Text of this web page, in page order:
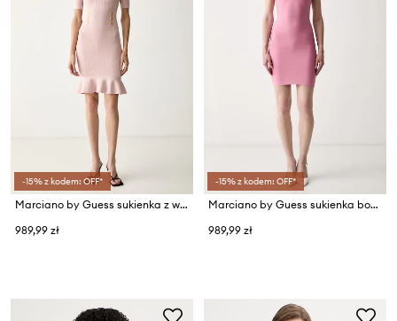
-15% z kodem: OFF*
Marciano by Guess sukienka z wiskozą YAMNA
989,99 zł
-15% z kodem: OFF*
Marciano by Guess sukienka bodycon z wiskozą ELLA
989,99 zł